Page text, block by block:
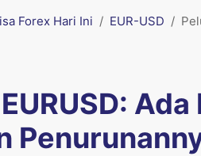
Forex Hari Ini EUR-USD